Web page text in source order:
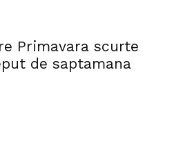
Primavara scurte
de saptamana